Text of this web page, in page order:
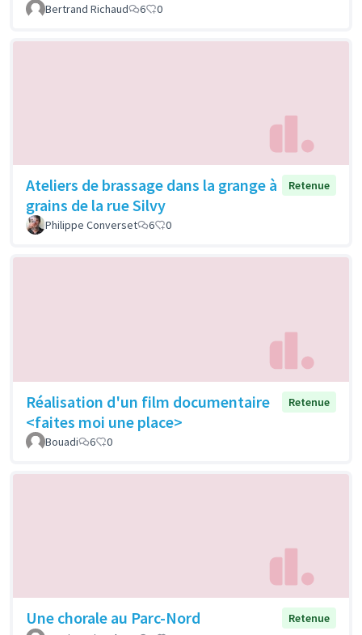
Bertrand Richaud
6 0
Ateliers de brassage dans la grange à
grains de la rue Silvy
Retenue
Philippe Converset 6 0
Réalisation d'un film documentaire
<faites moi une place>
Retenue
Bouadi 6 0
Une chorale au Parc-Nord
Retenue